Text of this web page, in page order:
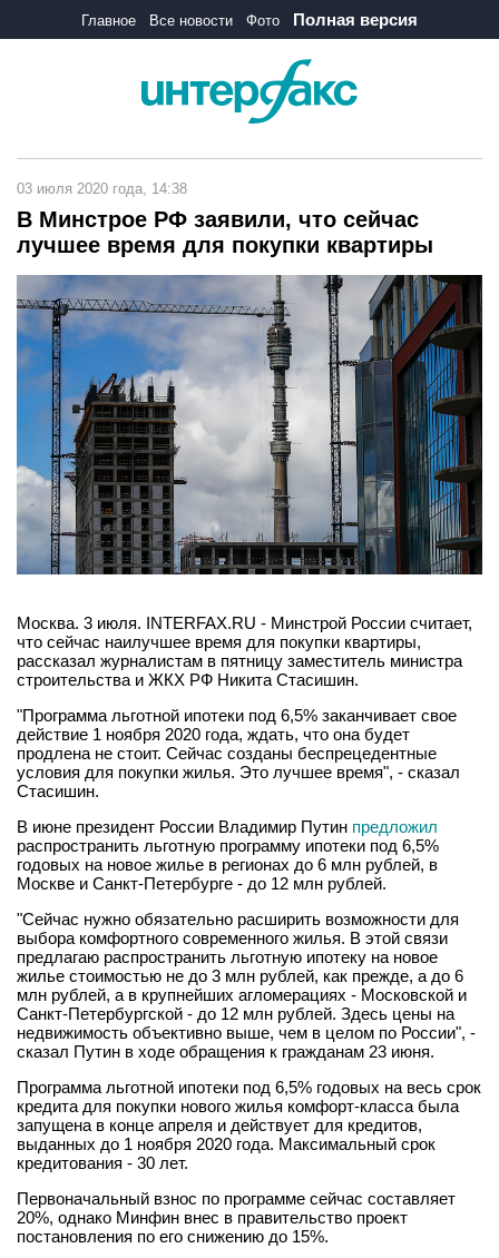
Главное Все новости Фото Полная версия
03 июля 2020 года, 14:38
В Минстрое РФ заявили, что сейчас
лучшее время для покупки квартиры
Москва. 3 июля. INTERFAX.RU - Минстрой России считает,
что сейчас наилучшее время для покупки квартиры,
рассказал журналистам в пятницу заместитель министра
строительства и ЖКХ РФ Никита Стасишин.
"Программа льготной ипотеки под 6,5% заканчивает свое
действие 1 ноября 2020 года, ждать, что она будет
продлена не стоит. Сейчас созданы беспрецедентные
условия для покупки жилья. Это лучшее время", - сказал
Стасишин.
В июне президент России Владимир Путин предложил
распространить льготную программу ипотеки под 6,5%
годовых на новое жилье в регионах до 6 млн рублей, в
Москве и Санкт-Петербурге - до 12 млн рублей.
"Сейчас нужно обязательно расширить возможности для
выбора комфортного современного жилья. В этой связи
предлагаю распространить льготную ипотеку на новое
жилье стоимостью не до 3 млн рублей, как прежде, а до 6
млн рублей, а в крупнейших агломерациях - Московской и
Санкт-Петербургской - до 12 млн рублей. Здесь цены на
недвижимость объективно выше, чем в целом по России", -
сказал Путин в ходе обращения к гражданам 23 июня.
Программа льготной ипотеки под 6,5% годовых на весь срок
кредита для покупки нового жилья комфорт-класса была
запущена в конце апреля и действует для кредитов,
выданных до 1 ноября 2020 года. Максимальный срок
кредитования - 30 лет.
Первоначальный взнос по программе сейчас составляет
20%, однако Минфин внес в правительство проект
постановления по его снижению до 15%.